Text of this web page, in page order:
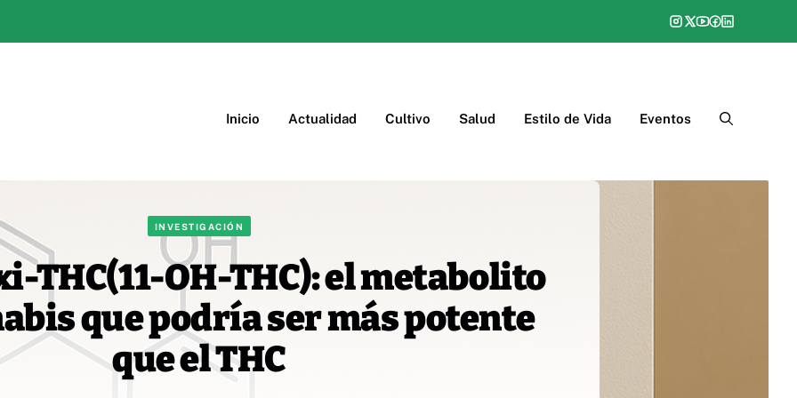
Inicio Actualidad Cultivo Salud Estilo de Vida Eventos
INVESTIGACIÓN
THC(11-OH-THC): el metabolito
que podría ser más potente
que el THC